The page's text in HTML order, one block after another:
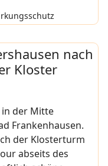
nach
Kloster
der Mitte
Frankenhausen.
der Klosterturm
abseits des